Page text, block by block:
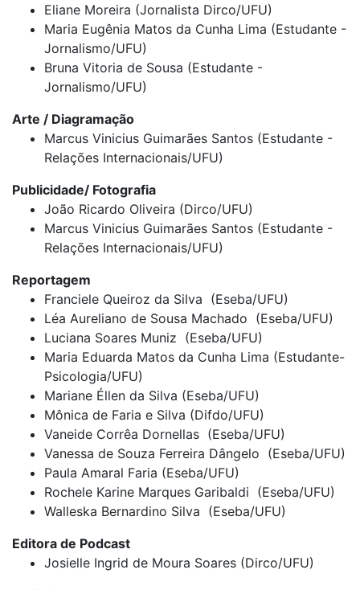
Eliane Moreira (Jornalista Dirco/UFU)
Maria Eugênia Matos da Cunha Lima (Estudante -
Jornalismo/UFU)
Bruna Vitoria de Sousa (Estudante -
Jornalismo/UFU)
Arte / Diagramação
Marcus Vinicius Guimarães Santos (Estudante -
Relações Internacionais/UFU)
Publicidade/ Fotografia
João Ricardo Oliveira (Dirco/UFU)
Marcus Vinicius Guimarães Santos (Estudante -
Relações Internacionais/UFU)
Reportagem
Franciele Queiroz da Silva (Eseba/UFU)
Léa Aureliano de Sousa Machado (Eseba/UFU)
Luciana Soares Muniz (Eseba/UFU)
Maria Eduarda Matos da Cunha Lima (Estudante-
Psicologia/UFU)
Mariane Éllen da Silva (Eseba/UFU)
Mônica de Faria e Silva (Difdo/UFU)
Vaneide Corrêa Dornellas (Eseba/UFU)
Vanessa de Souza Ferreira Dângelo (Eseba/UFU)
Paula Amaral Faria (Eseba/UFU)
Rochele Karine Marques Garibaldi (Eseba/UFU)
Walleska Bernardino Silva (Eseba/UFU)
Editora de Podcast
Josielle Ingrid de Moura Soares (Dirco/UFU)